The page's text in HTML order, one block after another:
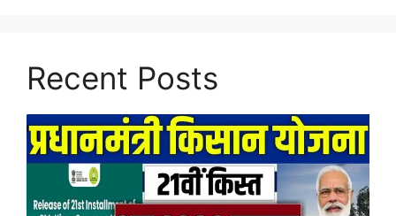
Recent Posts